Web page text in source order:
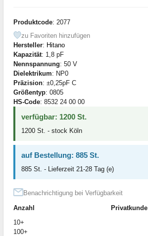
Produktcode: 2077
zu Favoriten hinzufügen
Hersteller: Hitano
Kapazität: 1,8 pF
Nennspannung: 50 V
Dielektrikum: NP0
Präzision: ±0,25pF C
Größentyp: 0805
HS-Code: 8532 24 00 00
verfügbar: 1200 St.
1200 St. - stock Köln
auf Bestellung: 885 St.
885 St. - Lieferzeit 21-28 Tag (e)
Benachrichtigung bei Verfügbarkeit
Anzahl
Privatkunde
10+
100+